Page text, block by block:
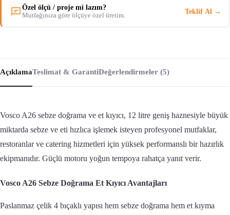
Özel ölçü / proje mi lazım?
Mutfağınıza göre ölçüye özel üretim.
Teklif Al →
AçıklamaTeslimat & GarantiDeğerlendirmeler (5)
Vosco A26 sebze doğrama ve et kıyıcı, 12 litre geniş haznesiyle büyük
miktarda sebze ve eti hızlıca işlemek isteyen profesyonel mutfaklar,
restoranlar ve catering hizmetleri için yüksek performanslı bir hazırlık
ekipmanıdır. Güçlü motoru yoğun tempoya rahatça yanıt verir.
Vosco A26 Sebze Doğrama Et Kıyıcı Avantajları
Paslanmaz çelik 4 bıçaklı yapısı hem sebze doğrama hem et kıyma